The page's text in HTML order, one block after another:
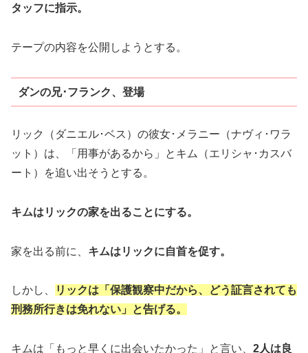
タッフに指示。
テープの内容を公開しようとする。
ダンの兄･フランク、登場
リック（ダニエル･ベス）の彼女･メラニー（ナヴィ･ワラ
ット）は、「用事があるから」とキム（エリシャ･カスバ
ート）を追い出そうとする。
キムはリックの家を出ることにする。
家を出る前に、 キムはリックに自首を促す。
しかし、
リックは「保護観察中だから、どう証言されても
刑務所行きは免れない」と告げる。
キムは「もっと早くに出会いたかった」と言い、 2人は良